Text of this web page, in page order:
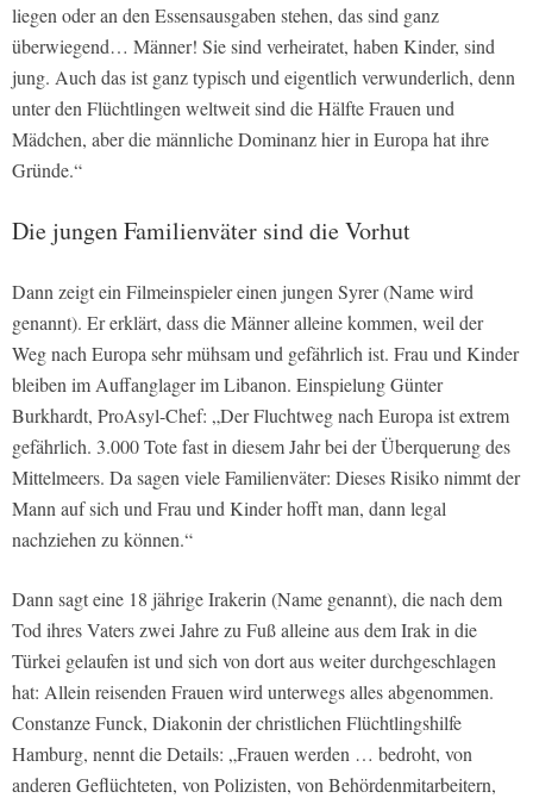
liegen oder an den Essensausgaben stehen, das sind ganz
überwiegend… Männer! Sie sind verheiratet, haben Kinder, sind
jung. Auch das ist ganz typisch und eigentlich verwunderlich, denn
unter den Flüchtlingen weltweit sind die Hälfte Frauen und
Mädchen, aber die männliche Dominanz hier in Europa hat ihre
Gründe.“
Die jungen Familienväter sind die Vorhut
Dann zeigt ein Filmeinspieler einen jungen Syrer (Name wird
genannt). Er erklärt, dass die Männer alleine kommen, weil der
Weg nach Europa sehr mühsam und gefährlich ist. Frau und Kinder
bleiben im Auffanglager im Libanon. Einspielung Günter
Burkhardt, ProAsyl-Chef: „Der Fluchtweg nach Europa ist extrem
gefährlich. 3.000 Tote fast in diesem Jahr bei der Überquerung des
Mittelmeers. Da sagen viele Familienväter: Dieses Risiko nimmt der
Mann auf sich und Frau und Kinder hofft man, dann legal
nachziehen zu können.“
Dann sagt eine 18 jährige Irakerin (Name genannt), die nach dem
Tod ihres Vaters zwei Jahre zu Fuß alleine aus dem Irak in die
Türkei gelaufen ist und sich von dort aus weiter durchgeschlagen
hat: Allein reisenden Frauen wird unterwegs alles abgenommen.
Constanze Funck, Diakonin der christlichen Flüchtlingshilfe
Hamburg, nennt die Details: „Frauen werden … bedroht, von
anderen Geflüchteten, von Polizisten, von Behördenmitarbeitern,